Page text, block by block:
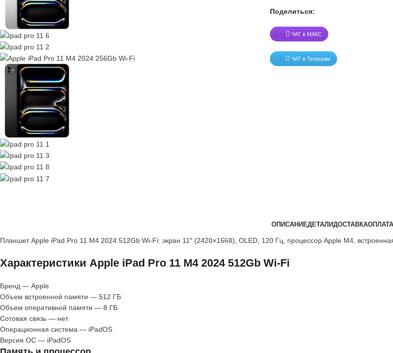
Поделиться:
ЧАТ в МАКС
ЧАТ в Телеграм
ОПИСАНИЕДЕТАЛИДОСТАВКАОПЛАТА
Планшет Apple iPad Pro 11 M4 2024 512Gb Wi-Fi: экран 11″ (2420×1668), OLED, 120 Гц, процессор Apple M4,
Характеристики Apple iPad Pro 11 M4 2024 512Gb Wi-Fi
Бренд — Apple
Объем встроенной памяти — 512 ГБ
Объем оперативной памяти — 8 ГБ
Сотовая связь — нет
Операционная система — iPadOS
Версия ОС — iPadOS